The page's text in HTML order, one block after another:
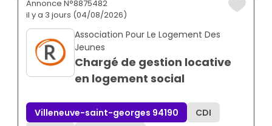
Annonce N°8875482
il y a 3 jours (04/08/2026)
Association Pour Le Logement Des
Jeunes
Chargé de gestion locative
en logement social
Villeneuve-saint-georges 94190
CDI